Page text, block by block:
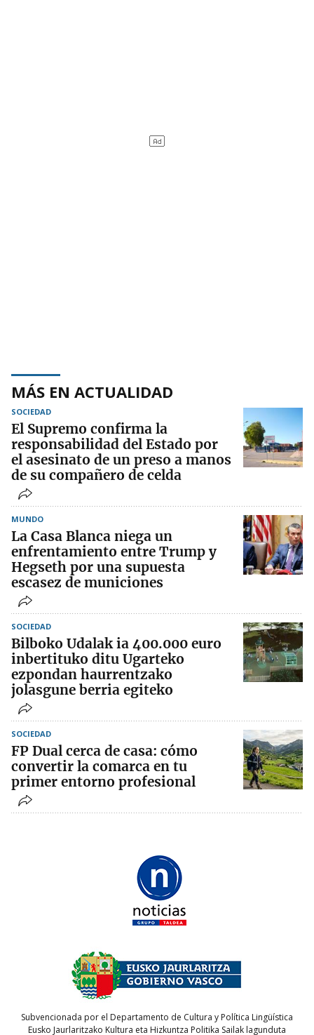
MÁS EN ACTUALIDAD
SOCIEDAD
El Supremo confirma la
responsabilidad del Estado por
el asesinato de un preso a manos
de su compañero de celda
MUNDO
La Casa Blanca niega un
enfrentamiento entre Trump y
Hegseth por una supuesta
escasez de municiones
SOCIEDAD
Bilboko Udalak ia 400.000 euro
inbertituko ditu Ugarteko
ezpondan haurrentzako
jolasgune berria egiteko
SOCIEDAD
FP Dual cerca de casa: cómo
convertir la comarca en tu
primer entorno profesional
Subvencionada por el Departamento de Cultura y Política Lingüística
Eusko Jaurlaritzako Kultura eta Hizkuntza Politika Sailak lagunduta